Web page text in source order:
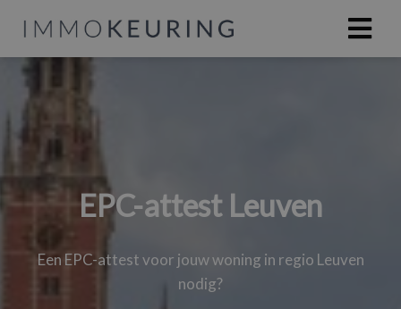
EPC-attest Leuven
Een EPC-attest voor jouw woning in regio Leuven
nodig?